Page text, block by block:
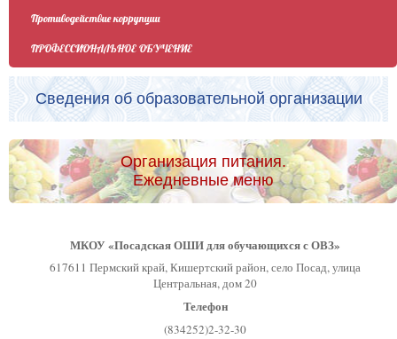
Противодействие коррупции
ПРОФЕССИОНАЛЬНОЕ ОБУЧЕНИЕ
Сведения об образовательной организации
Организация питания.
Ежедневные меню
МКОУ «Посадская ОШИ для обучающихся с ОВЗ»
617611 Пермский край, Кишертский район, село Посад, улица
Центральная, дом 20
Телефон
(834252)2-32-30